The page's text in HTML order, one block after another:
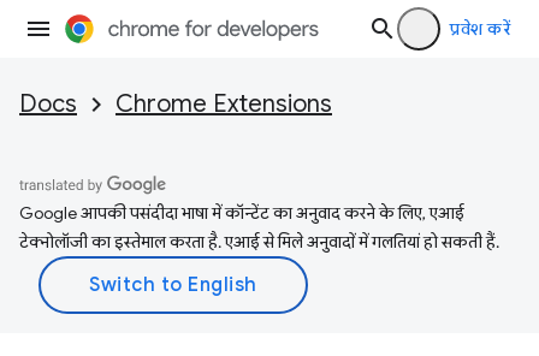
प्रवेश करें
Docs Chrome Extensions
Google आपकी पसंदीदा भाषा में कॉन्टेंट का अनुवाद करने के लिए, एआई
टेक्नोलॉजी का इस्तेमाल करता है. एआई से मिले अनुवादों में गलतियां हो सकती हैं.